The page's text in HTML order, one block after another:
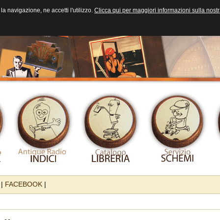
FACEBOOK |
navigazione, ne accetti l'utilizzo. Clicca qui per maggiori informazioni sulla